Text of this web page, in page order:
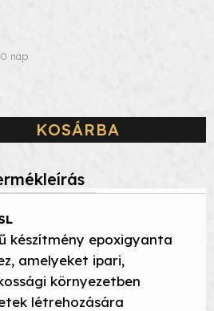
nap
KOSÁRBA
készítmény epoxigyanta
amelyeket ipari,
környezetben
létrehozására